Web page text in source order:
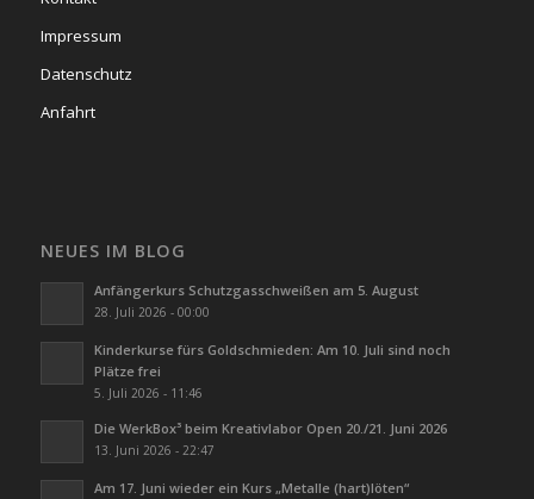
Impressum
Datenschutz
Anfahrt
NEUES IM BLOG
Anfängerkurs Schutzgasschweißen am 5. August
28. Juli 2026 - 00:00
Kinderkurse fürs Goldschmieden: Am 10. Juli sind noch
Plätze frei
5. Juli 2026 - 11:46
Die WerkBox³ beim Kreativlabor Open 20./21. Juni 2026
13. Juni 2026 - 22:47
Am 17. Juni wieder ein Kurs „Metalle (hart)löten“